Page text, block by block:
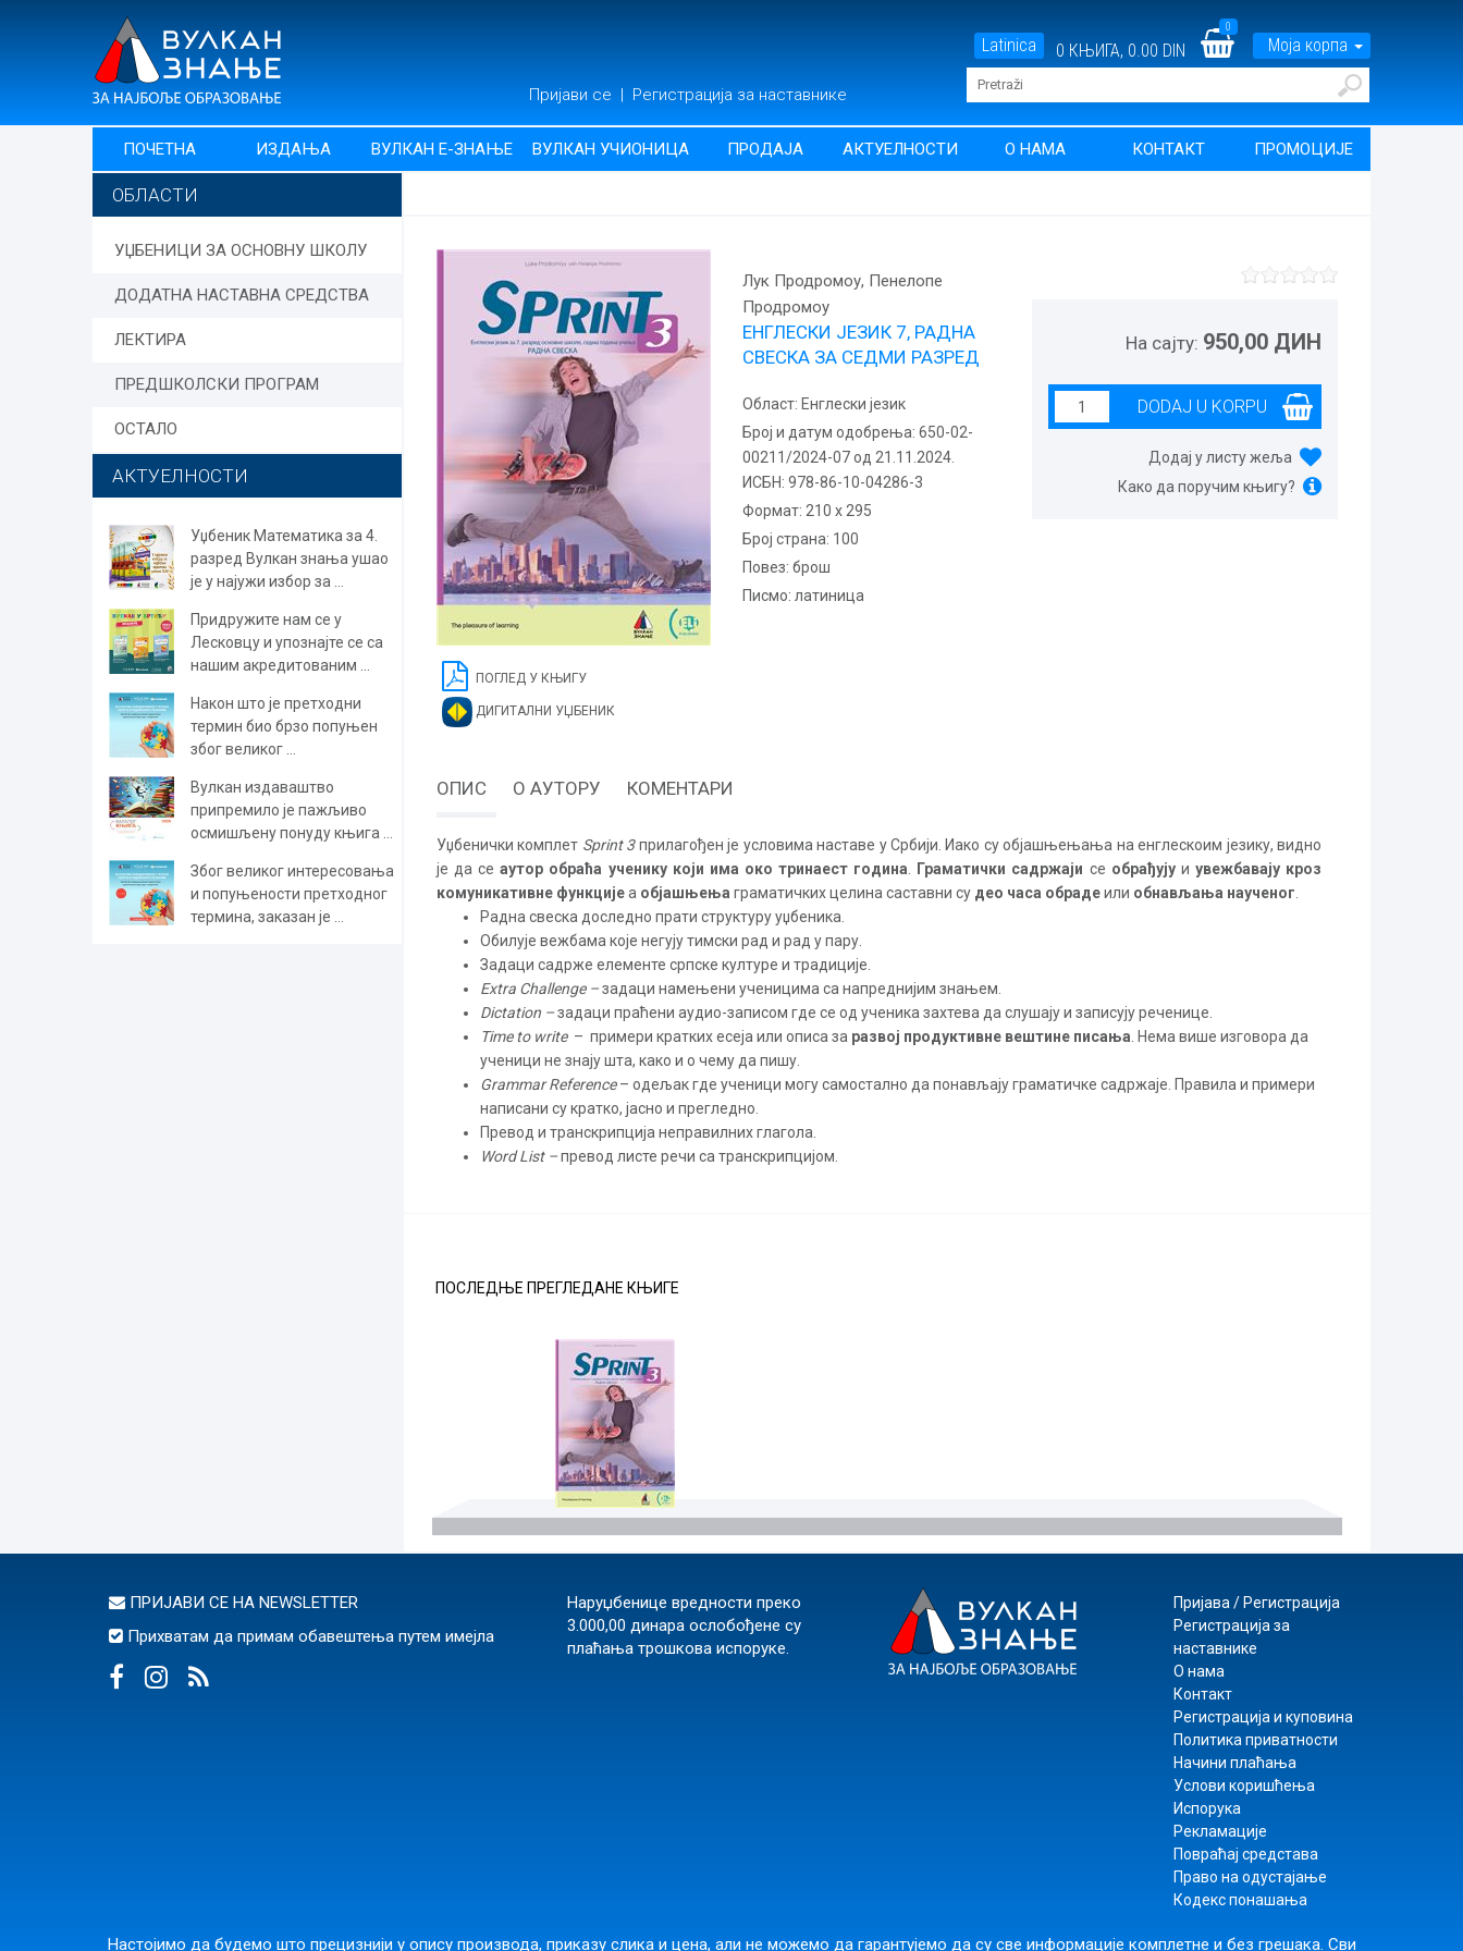
Latinica 0 КЊИГА, 0.00 DIN
0
Моја корпа
Пријави се | Регистрација за наставнике
ПОЧЕТНА ИЗДАЊА ВУЛКАН Е-ЗНАЊЕ ВУЛКАН УЧИОНИЦА ПРОДАЈА АКТУЕЛНОСТИ О НАМА КОНТАКТ ПРОМОЦИЈЕ
ОБЛАСТИ
УЏБЕНИЦИ ЗА ОСНОВНУ ШКОЛУ
ДОДАТНА НАСТАВНА СРЕДСТВА
ЛЕКТИРА
ПРЕДШКОЛСКИ ПРОГРАМ
ОСТАЛО
АКТУЕЛНОСТИ
Уџбеник Математика за 4.
разред Вулкан знања ушао
је у најужи избор за ...
Придружите нам се у
Лесковцу и упознајте се са
нашим акредитованим ...
Након што је претходни
термин био брзо попуњен
због великог ...
Вулкан издаваштво
припремило је пажљиво
осмишљену понуду књига ...
Због великог интересовања
и попуњености претходног
термина, заказан је ...
ПОГЛЕД У КЊИГУ
ДИГИТАЛНИ УЏБЕНИК
Лук Продромоу, Пенелопе
Продромоу
ЕНГЛЕСКИ ЈЕЗИК 7, РАДНА
СВЕСКА ЗА СЕДМИ РАЗРЕД
Област: Енглески језик
Број и датум одобрења: 650-02-
00211/2024-07 од 21.11.2024.
ИСБН: 978-86-10-04286-3
Формат: 210 x 295
Број страна: 100
повез: брош
Писмо: латиница
На сајту: 950,00 ДИН
Додај у листу жеља
Како да поручим књигу?
ОПИС О АУТОРУ КОМЕНТАРИ
Уџбенички комплет Sprint 3прилагођен је условима наставе у Србији. Иако су објашњењања на енглескоим језику, видно
је да сеаутор обраћа ученику који има око тринаест година Граматички садржаји се обрађујуи увежбавају кроз
комуникативне функцијеа објашњења граматичких целина саставни су део часа обрадеили обнављања наученог
Радна свеска доследно прати структуру уџбеника.
Обилује вежбама које негују тимски рад и рад у пару.
Задаци садрже елементе српске културе и традиције.
Extra Challenge–задаци намењени ученицима са напреднијим знањем.
Dictation –задаци праћени аудио-записом где се од ученика захтева да слушају и записују реченице.
Time to write – примери кратких есеја или описа за развој продуктивне вештине писања . Нема више изговора да
ученици не знају шта, како и о чему да пишу.
Grammar Reference– одељак где ученици могу самостално да понављају граматичке садржаје. Правила и примери
написани су кратко, јасно и прегледно.
Превод и транскрипција неправилних глагола
Word List–превод листе речи са транскрипцијом.
ПОСЛЕДЊЕ ПРЕГЛЕДАНЕ КЊИГЕ
ПРИЈАВИ СЕ НА NEWSLETTER
Прихватам да примам обавештења путем имејла
Наруџбенице вредности преко
3.000,00 динара ослобођене су
плаћања трошкова испоруке.
Пријава / Регистрација
Регистрација за
наставнике
О нама
Контакт
Регистрација и куповина
Политика приватности
Начини плаћања
Услови коришћења
Испорука
Рекламације
Повраћај средстава
Право на одустајање
Кодекс понашања
Настојимо да будемо што прецизнији у опису производа, приказу слика и цена, али не можемо да гарантујемо да су све информације комплетне и без грешака. Сви